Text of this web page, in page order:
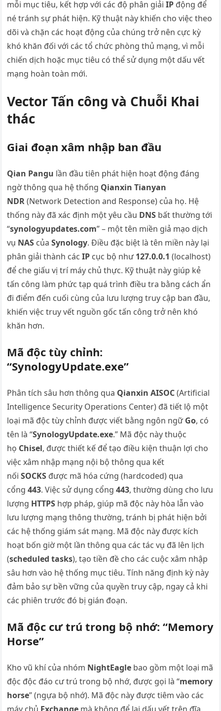
mỗi mục tiêu, kết hợp với các độ phân giảiIP động để
né tránh sự phát hiện. Kỹ thuật này khiến cho việc theo
dõi và chặn các hoạt động của chúng trở nên cực kỳ
khó khăn đối với các tổ chức phòng thủ mạng, vì mỗi
chiến dịch hoặc mục tiêu có thể sử dụng một dấu vết
mạng hoàn toàn mới.
Vector Tấn công và Chuỗi Khai
thác
Giai đoạn xâm nhập ban đầu
Qian Pangu lần đầu tiên phát hiện hoạt động đáng
ngờ thông qua hệ thống Qianxin Tianyan
NDR(Network Detection and Response) của họ. Hệ
thống này đã xác định một yêu cầu DNS bất thường tới
“synologyupdates.com” – một tên miền giả mạo dịch
vụ NAS củaSynology. Điều đặc biệt là tên miền này lại
phân giải thành cácIP cục bộ như127.0.0.1 (localhost)
để che giấu vị trí máy chủ thực. Kỹ thuật này giúp kẻ
tấn công làm phức tạp quá trình điều tra bằng cách ẩn
đi điểm đến cuối cùng của lưu lượng truy cập ban đầu,
khiến việc truy vết nguồn gốc tấn công trở nên khó
khăn hơn.
Mã độc tùy chỉnh:
“SynologyUpdate.exe”
Phân tích sâu hơn thông qua Qianxin AISOC(Artificial
Intelligence Security Operations Center) đã tiết lộ một
loại mã độc tùy chỉnh được viết bằng ngôn ngữGo, có
tên là “SynologyUpdate.exe.” Mã độc này thuộc
họ Chisel, được thiết kế để tạo điều kiện thuận lợi cho
việc xâm nhập mạng nội bộ thông qua kết
nốiSOCKS được mã hóa cứng (hardcoded) qua
cổng443. Việc sử dụng cổng443, thường dùng cho lưu
lượng HTTPS hợp pháp, giúp mã độc này hòa lẫn vào
lưu lượng mạng thông thường, tránh bị phát hiện bởi
các hệ thống giám sát mạng. Mã độc này được kích
hoạt bốn giờ một lần thông qua các tác vụ đã lên lịch
(scheduled tasks), tạo tiền đề cho các cuộc xâm nhập
sâu hơn vào hệ thống mục tiêu. Tính năng định kỳ này
đảm bảo sự bền vững của quyền truy cập, ngay cả khi
các phiên trước đó bị gián đoạn.
Mã độc cư trú trong bộ nhớ: “Memory
Horse”
Kho vũ khí của nhóm NightEagle bao gồm một loại mã
độc độc đáo cư trú trong bộ nhớ, được gọi là “memory
horse” (ngựa bộ nhớ). Mã độc này được tiêm vào các